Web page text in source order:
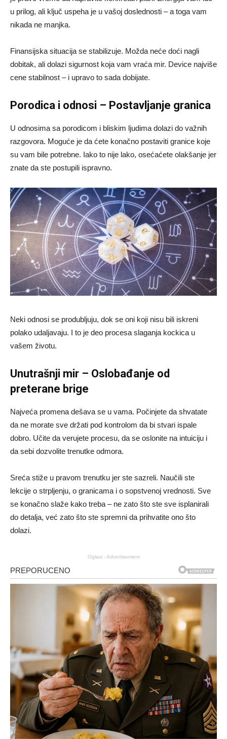
u prilog, ali ključ uspeha je u vašoj doslednosti – a toga vam
nikada ne manjka.
Finansijska situacija se stabilizuje. Možda neće doći nagli
dobitak, ali dolazi sigurnost koja vam vraća mir. Device najviše
cene stabilnost – i upravo to sada dobijate.
Porodica i odnosi – Postavljanje granica
U odnosima sa porodicom i bliskim ljudima dolazi do važnih
razgovora. Moguće je da ćete konačno postaviti granice koje
su vam bile potrebne. Iako to nije lako, osećaćete olakšanje jer
znate da ste postupili ispravno.
Neki odnosi se produbljuju, dok se oni koji nisu bili iskreni
polako udaljavaju. I to je deo procesa slaganja kockica u
vašem životu.
Unutrašnji mir – Oslobađanje od
preterane brige
Najveća promena dešava se u vama. Počinjete da shvatate
da ne morate sve držati pod kontrolom da bi stvari ispale
dobro. Učite da verujete procesu, da se oslonite na intuiciju i
da sebi dozvolite trenutke odmora.
Sreća stiže u pravom trenutku jer ste sazreli. Naučili ste
lekcije o strpljenju, o granicama i o sopstvenoj vrednosti. Sve
se konačno slaže kako treba – ne zato što ste sve isplanirali
do detalja, već zato što ste spremni da prihvatite ono što
dolazi.
Oglasi - Advertisement